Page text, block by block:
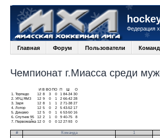
Федерация
Главная Форум Пользователи
Чемпионат г.Миасса среди
И В ВО ПО П
О
1.
Торпедо 12 8 3 0 1 84-34 30
2. УРЦ ЯМЗ 12 9 0 1 2 66-42 28
3. Заря 12 8 1 1 2 71-38 27
4. Лотор 12 5 0 2 5 43-52 17
5.
Динамо 12 5 0 1 6 53-50 16
6. Спутник 95 12 2 1 0 9 40-75
8
7.
Первомайка 12 0 0 0 12 27-93 0
# Команда 1